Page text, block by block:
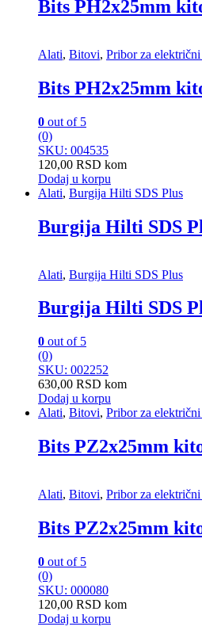
Bits PH2x25mm
Alati, Bitovi, Pribor za električni
Bits PH2x25mm
0 out of 5
(0)
SKU: 004535
120,00 RSD kom
Dodaj u korpu
Alati, Burgija Hilti SDS Plus
Burgija Hilti SDS
Alati, Burgija Hilti SDS Plus
Burgija Hilti SDS
0 out of 5
(0)
SKU: 002252
630,00 RSD kom
Dodaj u korpu
Alati, Bitovi, Pribor za električni
Bits PZ2x25mm
Alati, Bitovi, Pribor za električni
Bits PZ2x25mm
0 out of 5
(0)
SKU: 000080
120,00 RSD kom
Dodaj u korpu